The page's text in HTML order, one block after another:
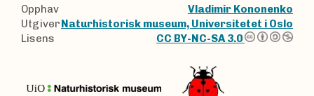
Opphav
Vladimir Kononenko
UtgiverNaturhistorisk museum, Universitetet i Oslo
Lisens
CC BY-NC-SA 3.0